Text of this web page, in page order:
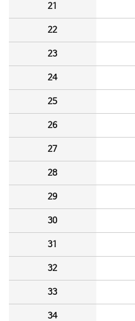
21
22
23
24
25
26
27
28
29
30
31
32
33
34